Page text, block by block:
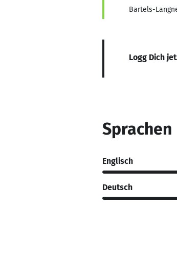
Bartels-
Logg Dich
Sprachen
Englisch
Deutsch